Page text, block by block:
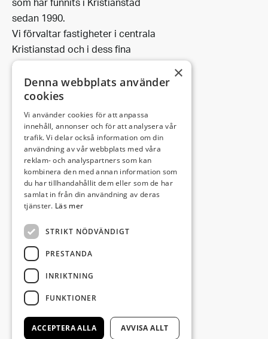
sedan 1990.
Vi förvaltar fastigheter i centrala
Kristianstad och i dess fina
omgivning.
Leveransadress:
Björkhemsvägen 9
291 54 Kristianstad
Besöksadress:
Västra Boulevarden 41
(enligt överenskommelse)
info@invectus.net
Postadress:
Invectus Bygg & Förvaltning AB
Box 116
×
Denna webbplats använder
cookies
Vi använder cookies för att anpassa
innehåll, annonser och för att analysera vår
trafik. Vi delar också information om din
användning av vår webbplats med våra
reklam- och analyspartners som kan
kombinera den med annan information som
du har tillhandahållit dem eller som de har
samlat in från din användning av deras
tjänster. Läs mer
STRIKT NÖDVÄNDIGT
PRESTANDA
INRIKTNING
FUNKTIONER
ACCEPTERA ALLA AVVISA ALLT